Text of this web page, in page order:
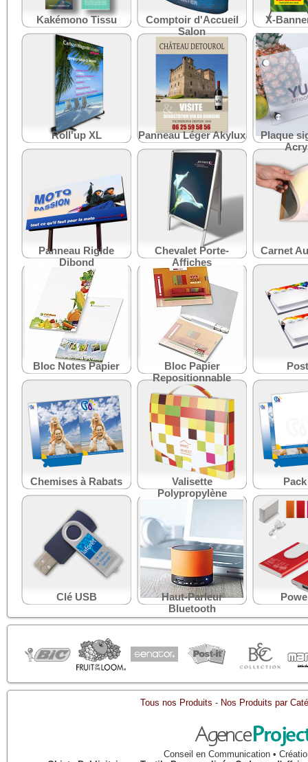
Kakémono Tissu
Comptoir d'Accueil
Salon
X-
Roll'up XL Panneau Léger Akylux
Plaque
Panneau Rigide
Dibond
Chevalet Porte-
Affiches
Carnet
Bloc Notes Papier
Bloc Papier
Repositionnable
Chemises à Rabats
Valisette
Polypropylène
Clé USB
Haut-Parleur
Bluetooth
Tous nos Produits - Nos Produits par
Conseil en Communication •